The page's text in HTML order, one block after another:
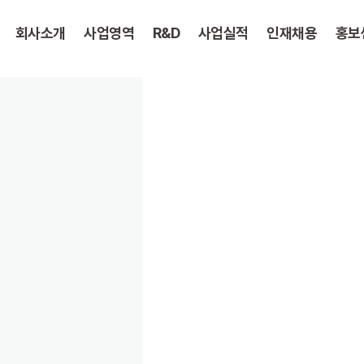
회사소개 사업영역 R&D 사업실적 인재채용 홍보